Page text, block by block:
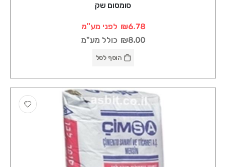
סומסום שק
₪6.78 לפני מע"מ
₪8.00 כולל מע"מ
הוסף לסל